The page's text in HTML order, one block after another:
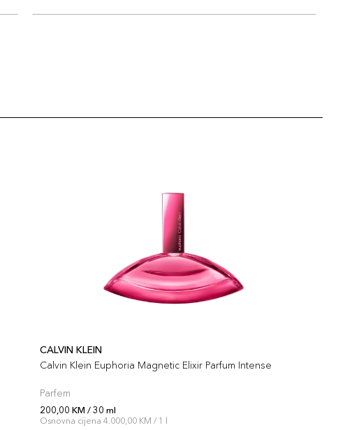
CALVIN KLEIN
Calvin Klein Euphoria Magnetic Elixir Parfum Intense
Parfem
200,00 KM / 30 ml
Osnovna cijena 4.000,00 KM / 1 l